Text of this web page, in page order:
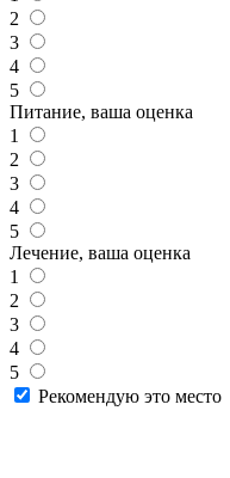
2
3
4
5
Питание, ваша оценка
1
2
3
4
5
Лечение, ваша оценка
1
2
3
4
5
Рекомендую это место